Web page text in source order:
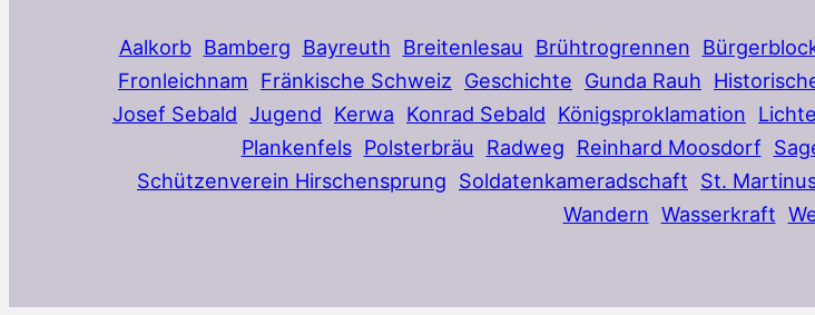
Aalkorb Bamberg Bayreuth Breitenlesau Brühtrogrennen
Fronleichnam Fränkische Schweiz Geschichte Gunda Rauh
Josef Sebald Jugend Kerwa Konrad Sebald Königsproklamation
Plankenfels Polsterbräu Radweg Reinhard Moosdorf
Schützenverein Hirschensprung Soldatenkameradschaft St.
Wandern Wasserkraft